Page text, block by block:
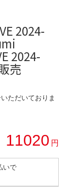
2024-
2024-
売
ただいておりま
11020 円
いで